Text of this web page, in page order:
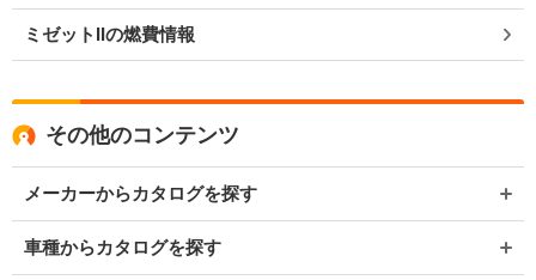
ミゼットIIの燃費情報
その他のコンテンツ
メーカーからカタログを探す
車種からカタログを探す